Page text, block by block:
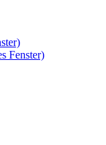
Fenster)